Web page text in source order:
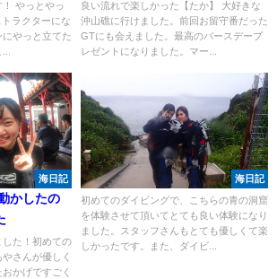
やっとやっ
ラクターにな
やっと立てた
良い流れで楽しかった【たか】 大好きな
沖山礁に行けました。前回お留守番だった
GTにも会えました。最高のバースデープ
レゼントになりました。マー...
海日記
かしたの
た！初めての
さんが優しく
かげですごく
海日記
初めてのダイビングで、こちらの青の洞窟
を体験させて頂いてとても良い体験になり
ました。スタッフさんもとても優しくて楽
しかったです。また、ダイビ...